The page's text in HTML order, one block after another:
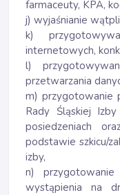
farmaceuty, KPA,
j) wyjaśnianie
k)
internetowych,
l)
przetwarzania
m) przygotowanie
Rady Śląskiej
posiedzeniach
podstawie szkicu/
izby,
n)
wystąpienia na